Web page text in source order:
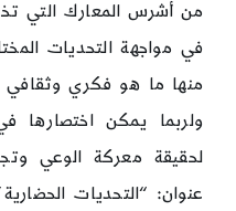
من أشرس المعارك التي
في مواجهة التحديات
منها ما هو فكري وثقافي
ولربما يمكن
لحقيقة معركة الوعي
عنوان: “التحديات